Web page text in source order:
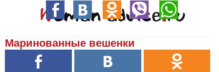
Маринованные вешенки